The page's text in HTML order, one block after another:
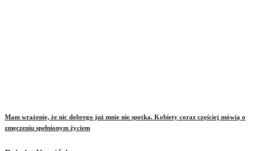
Mam wrażenie, że nic dobrego już mnie nie spotka. Kobiety coraz częściej mówią o
zmęczeniu spełnionym życiem